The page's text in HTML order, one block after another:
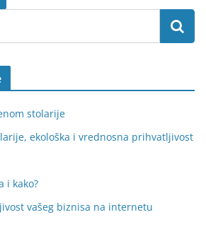
stolarije
ekološka i vrednosna prihvatljivost
i kako?
vašeg biznisa na internetu